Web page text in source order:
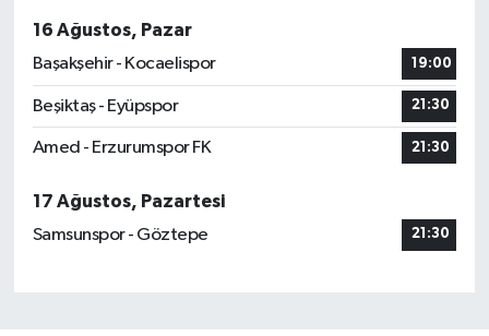
16 Ağustos, Pazar
Başakşehir - Kocaelispor
19:00
Beşiktaş - Eyüpspor 21:30
Amed - Erzurumspor FK 21:30
17 Ağustos, Pazartesi
Samsunspor - Göztepe
21:30